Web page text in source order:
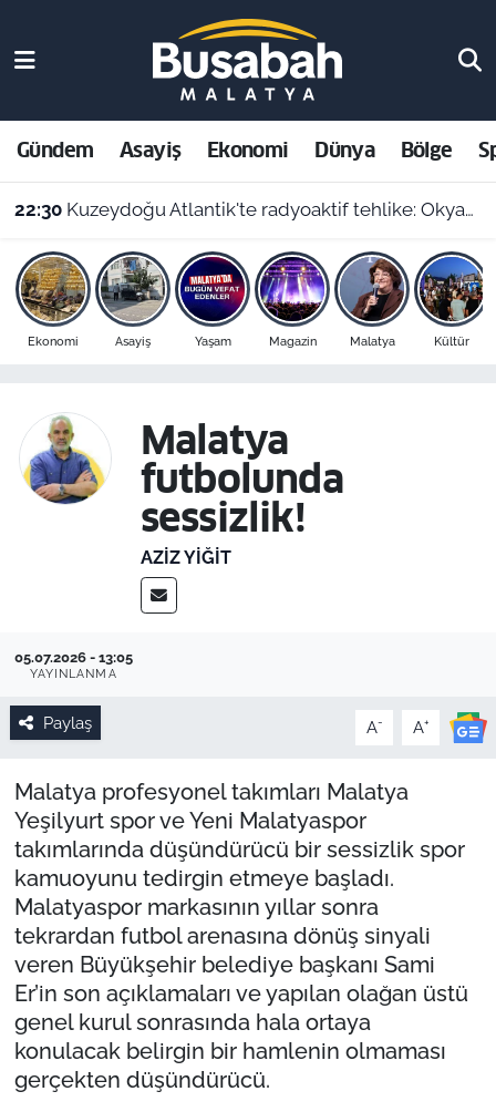
Gündem Asayiş Ekonomi Dünya Bölge
22:30 Kuzeydoğu Atlantik'te radyoaktif tehlike: Okyanus dibindeki 200 bin atık varili parçalanıyor
Ekonomi Asayiş Yaşam Magazin Malatya Kültür
Malatya
futbolunda
sessizlik!
AZIZ YIĞIT
05.07.2026 - 13:05
YAYINLANMA
Paylaş A- A+
Malatya profesyonel takımları Malatya
Yeşilyurt spor ve Yeni Malatyaspor
takımlarında düşündürücü bir sessizlik spor
kamuoyunu tedirgin etmeye başladı.
Malatyaspor markasının yıllar sonra
tekrardan futbol arenasına dönüş sinyali
veren Büyükşehir belediye başkanı Sami
Er’in son açıklamaları ve yapılan olağan üstü
genel kurul sonrasında hala ortaya
konulacak belirgin bir hamlenin olmaması
gerçekten düşündürücü.
Asayiş
Ekonomi
Dünya
Bölge
Resmi İlanlar
Malatya Nöbetçi Eczaneler
Malatya Hava Durumu
Malatya Namaz Vakitleri
Malatya Trafik Yoğunluk Haritası
Süper Lig Puan Durumu ve Fikstür
Son Dakika Haberleri
Haber Arşivi